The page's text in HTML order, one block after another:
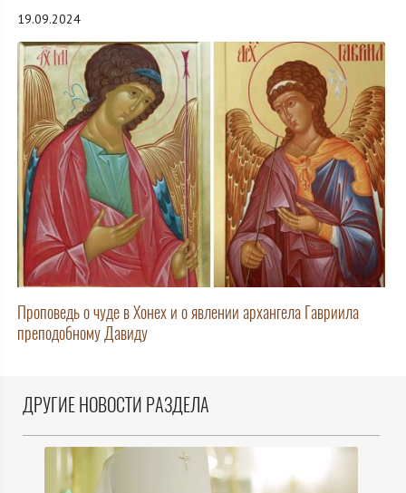
19.09.2024
Проповедь о чуде в Хонех и о явлении архангела Гавриила
преподобному Давиду
ДРУГИЕ НОВОСТИ РАЗДЕЛА